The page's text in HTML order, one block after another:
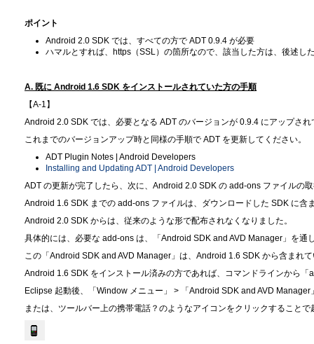
ポイント
Android 2.0 SDK では、すべての方で ADT 0.9.4 が必要
ハマルとすれば、https（SSL）の箇所なので、該当した方は、後述し
A. 既に Android 1.6 SDK をインストールされていた方の手順
【A-1】
Android 2.0 SDK では、必要となる ADT のバージョンが 0.9.4 にアップされ
これまでのバージョンアップ時と同様の手順で ADT を更新してください。
ADT Plugin Notes | Android Developers
Installing and Updating ADT | Android Developers
ADT の更新が完了したら、次に、Android 2.0 SDK の add-ons ファイルの
Android 1.6 SDK までの add-ons ファイルは、ダウンロードした SDK に含
Android 2.0 SDK からは、従来のような形で配布されなくなりました。
具体的には、必要な add-ons は、「Android SDK and AVD Manager」を通
この「Android SDK and AVD Manager」は、Android 1.6 SDK から含まれ
Android 1.6 SDK をインストール済みの方であれば、コマンドラインから
Eclipse 起動後、「Window メニュー」 > 「Android SDK and AVD Manager
または、ツールバー上の携帯電話？のようなアイコンをクリックすることで